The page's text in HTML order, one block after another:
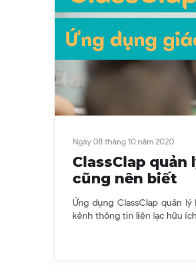
Ngày 08 tháng 10 năm 2020
ClassClap
cũng nên biết
Ứng dụng ClassClap quản
kênh thông tin liên lạc hữu